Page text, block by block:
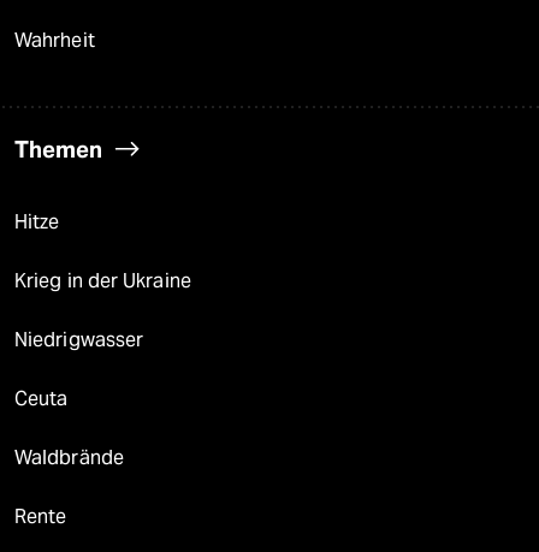
Wahrheit
Themen
Hitze
Krieg in der Ukraine
Niedrigwasser
Ceuta
Waldbrände
Rente